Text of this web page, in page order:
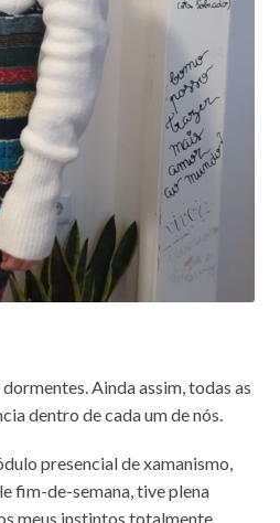
Ainda assim, todas as
dentro de cada um de nós.
presencial de xamanismo,
fim-de-semana, tive plena
meus instintos totalmente